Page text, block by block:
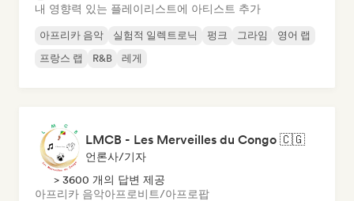
내 영향력 있는 플레이리스트에 아티스트 추가
아프리카 음악 실험적 일렉트로닉 펑크 그라임
영어 랩
프랑스 랩
R&B 레게
LMCB - Les Merveilles du Congo 🇨🇬
언론사/기자
> 3600 개의 답변 제공
아프리카 음악아프로비트/아프로팝